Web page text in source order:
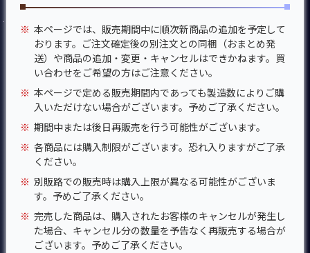
※ 本ページでは、販売期間中に順次新商品の追加を予定して
おります。ご注文確定後の別注文との同梱（おまとめ発
送）や商品の追加・変更・キャンセルはできかねます。買
い合わせをご希望の方はご注意ください。
※ 本ページで定める販売期間内であっても製造数によりご購
入いただけない場合がございます。予めご了承ください。
※ 期間中または後日再販売を行う可能性がございます。
※ 各商品には購入制限がございます。恐れ入りますがご了承
ください。
※ 別販路での販売時は購入上限が異なる可能性がございま
す。予めご了承ください。
※ 完売した商品は、購入されたお客様のキャンセルが発生し
た場合、キャンセル分の数量を予告なく再販売する場合が
ございます。予めご了承ください。